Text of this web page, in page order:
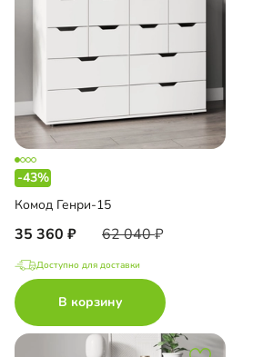
-43%
Комод Генри-15
35 360 62 040
Доступно для доставки
В корзину